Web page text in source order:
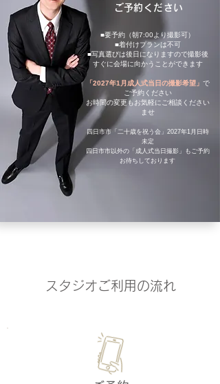
■要予約（朝7:00より撮影可）
■着付けプランは不可
■写真選びは後日になりますので撮影後
すぐに会場に向かうことができます
「2027年1月成人式当日の撮影希望」 で
ご予約ください
​お時間の変更もお気軽にご相談ください
ませ
四日市市「二十歳を祝う会」​2027年1月日時
未定
四日市市以外の「成人式当日撮影」もご予約
お待ちしております
ご予約ください
スタジオご利用の流れ